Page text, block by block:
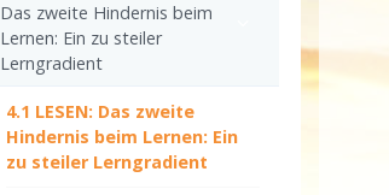
Das zweite Hindernis beim
Lernen: Ein zu steiler
Lerngradient
4.‎1 LESEN: Das zweite
Hindernis beim Lernen: Ein
zu steiler Lerngradient